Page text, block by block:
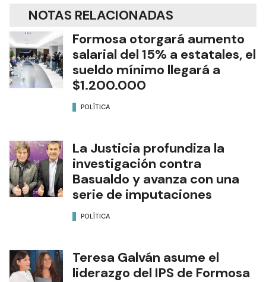
NOTAS RELACIONADAS
Formosa otorgará aumento
salarial del 15% a estatales, el
sueldo mínimo llegará a
$1.200.000
POLÍTICA
La Justicia profundiza la
investigación contra
Basualdo y avanza con una
serie de imputaciones
POLÍTICA
Teresa Galván asume el
liderazgo del IPS de Formosa